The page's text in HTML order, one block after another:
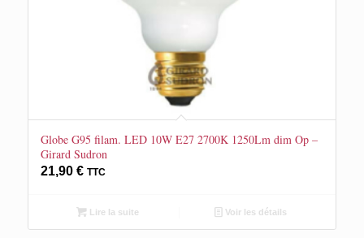
Globe G95 filam. LED 10W E27 2700K 1250Lm dim Op –
Girard Sudron
21,90 € TTC
Lire la suite Voir les détails